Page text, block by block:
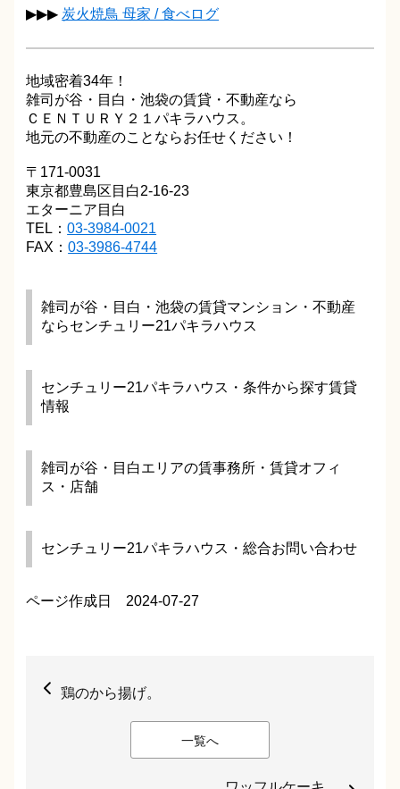
▶▶▶ 炭火焼鳥 母家 / 食べログ
地域密着34年！
雑司が谷・目白・池袋の賃貸・不動産なら
ＣＥＮＴＵＲＹ２１パキラハウス。
地元の不動産のことならお任せください！
〒171-0031
東京都豊島区目白2-16-23
エターニア目白
TEL：03-3984-0021
FAX：03-3986-4744
雑司が谷・目白・池袋の賃貸マンション・不動産
ならセンチュリー21パキラハウス
センチュリー21パキラハウス・条件から探す賃貸
情報
雑司が谷・目白エリアの賃事務所・賃貸オフィ
ス・店舗
センチュリー21パキラハウス・総合お問い合わせ
ページ作成日 2024-07-27
鶏のから揚げ。
一覧へ